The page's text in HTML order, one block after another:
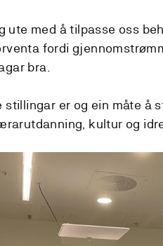
ute med å tilpasse oss
fordi
bra.
stillingar er og ein måte å
kultur og